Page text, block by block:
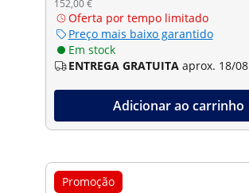
152,00 €
Oferta por tempo limitado
Preço mais baixo garantido
Em stock
ENTREGA GRATUITA aprox. 18/08
Adicionar ao carrinho
Promoção